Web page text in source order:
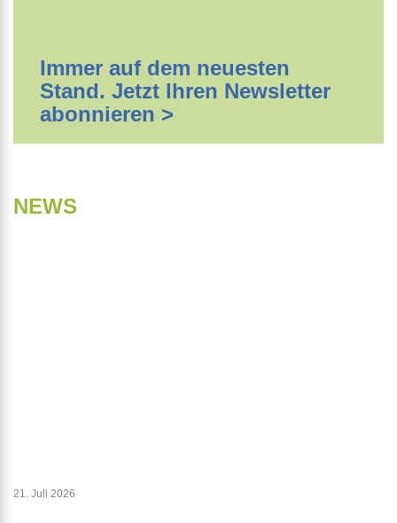
Immer auf dem neuesten
Stand. Jetzt Ihren Newsletter
abonnieren >
NEWS
21. Juli 2026